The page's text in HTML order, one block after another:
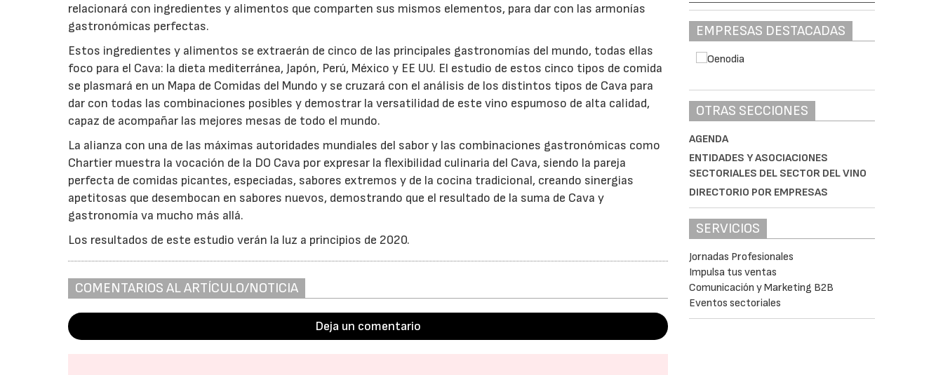
relacionará con ingredientes y alimentos que comparten sus mismos elementos, para dar con las armonías
gastronómicas perfectas.
Estos ingredientes y alimentos se extraerán de cinco de las principales gastronomías del mundo, todas ellas
foco para el Cava: la dieta mediterránea, Japón, Perú, México y EE UU. El estudio de estos cinco tipos de comida
se plasmará en un Mapa de Comidas del Mundo y se cruzará con el análisis de los distintos tipos de Cava para
dar con todas las combinaciones posibles y demostrar la versatilidad de este vino espumoso de alta calidad,
capaz de acompañar las mejores mesas de todo el mundo.
La alianza con una de las máximas autoridades mundiales del sabor y las combinaciones gastronómicas como
Chartier muestra la vocación de la DO Cava por expresar la flexibilidad culinaria del Cava, siendo la pareja
perfecta de comidas picantes, especiadas, sabores extremos y de la cocina tradicional, creando sinergias
apetitosas que desembocan en sabores nuevos, demostrando que el resultado de la suma de Cava y
gastronomía va mucho más allá.
Los resultados de este estudio verán la luz a principios de 2020.
COMENTARIOS AL ARTÍCULO/NOTICIA
Deja un comentario
EMPRESAS DESTACADAS
OTRAS SECCIONES
AGENDA
ENTIDADES Y ASOCIACIONES
SECTORIALES DEL SECTOR DEL VINO
DIRECTORIO POR EMPRESAS
SERVICIOS
Jornadas Profesionales
Impulsa tus ventas
Comunicación y Marketing B2B
Eventos sectoriales